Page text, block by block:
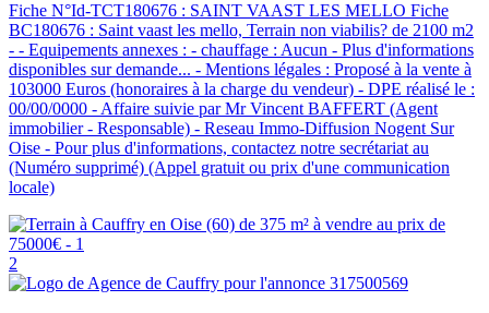
Fiche N°Id-TCT180676 : SAINT VAAST LES MELLO Fiche
BC180676 : Saint vaast les mello, Terrain non viabilis? de 2100 m2
- - Equipements annexes : - chauffage : Aucun - Plus d'informations
disponibles sur demande... - Mentions légales : Proposé à la vente à
103000 Euros (honoraires à la charge du vendeur) - DPE réalisé le :
00/00/0000 - Affaire suivie par Mr Vincent BAFFERT (Agent
immobilier - Responsable) - Reseau Immo-Diffusion Nogent Sur
Oise - Pour plus d'informations, contactez notre secrétariat au
(Numéro supprimé) (Appel gratuit ou prix d'une communication
locale)
2